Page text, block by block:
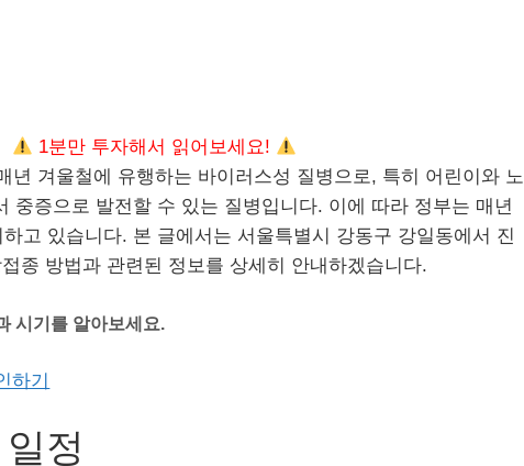
1분만 투자해서 읽어보세요!
년 겨울철에 유행하는 바이러스성 질병으로, 특히 어린이와 노
중증으로 발전할 수 있는 질병입니다. 이에 따라 정부는 매년
고 있습니다. 본 글에서는 서울특별시 강동구 강일동에서 진
종 방법과 관련된 정보를 상세히 안내하겠습니다.
시기를 알아보세요.
하기
정